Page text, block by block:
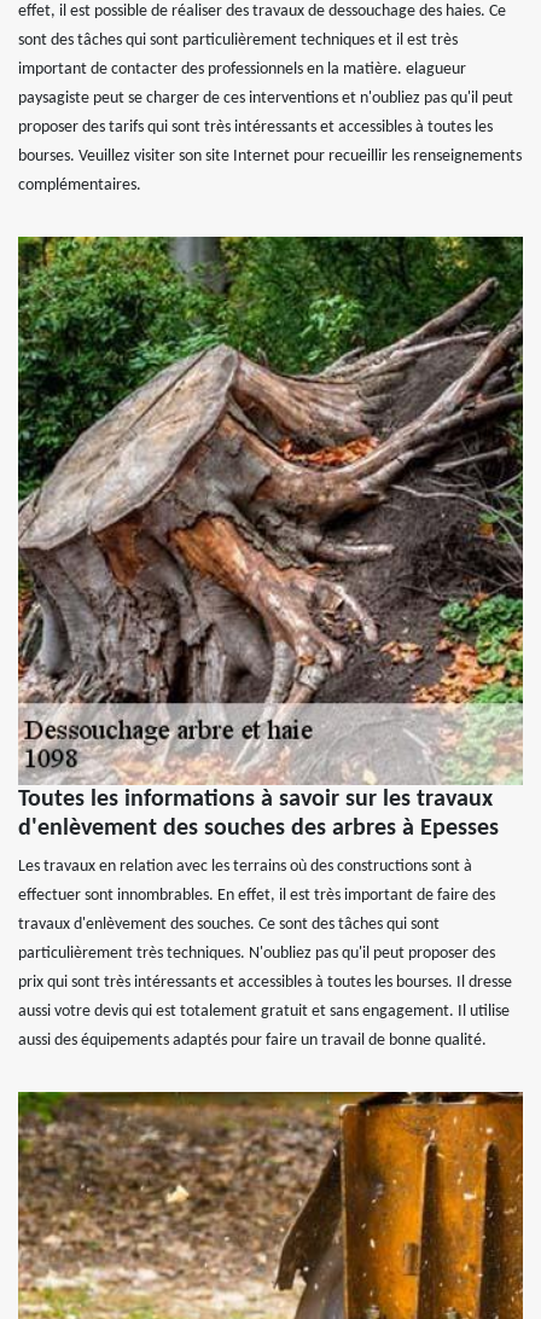
effet, il est possible de réaliser des travaux de dessouchage des haies. Ce
sont des tâches qui sont particulièrement techniques et il est très
important de contacter des professionnels en la matière. elagueur
paysagiste peut se charger de ces interventions et n'oubliez pas qu'il peut
proposer des tarifs qui sont très intéressants et accessibles à toutes les
bourses. Veuillez visiter son site Internet pour recueillir les renseignements
complémentaires.
Toutes les informations à savoir sur les travaux
d'enlèvement des souches des arbres à Epesses
Les travaux en relation avec les terrains où des constructions sont à
effectuer sont innombrables. En effet, il est très important de faire des
travaux d'enlèvement des souches. Ce sont des tâches qui sont
particulièrement très techniques. N'oubliez pas qu'il peut proposer des
prix qui sont très intéressants et accessibles à toutes les bourses. Il dresse
aussi votre devis qui est totalement gratuit et sans engagement. Il utilise
aussi des équipements adaptés pour faire un travail de bonne qualité.